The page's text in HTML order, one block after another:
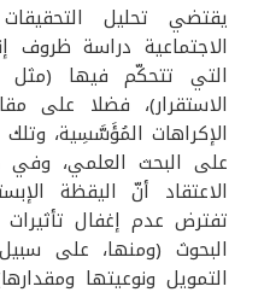
يقتضي تحليل
الاجتماعية دراسة ظروف
التي تتحكّم فيها (مثل
الاستقرار)، فضلا على
الإكراهات المُؤَسَّسِية، وتلك
على البحث العلمي،
الاعتقاد أنّ اليقظة
تفترض عدم إغفال
البحوث (ومنها، على
التمويل ونوعيتها